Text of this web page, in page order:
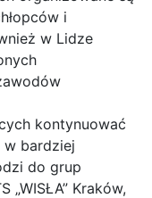
i
w Lidze
kontynuować
bardziej
do grup
„WISŁA” Kraków,